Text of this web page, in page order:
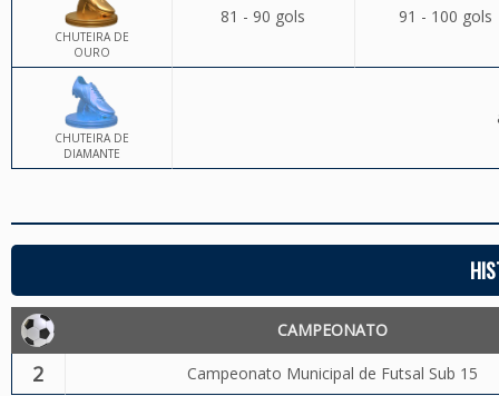
CHUTEIRA DE
OURO
81 - 90 gols 91 - 100 gols
CHUTEIRA DE
DIAMANTE
CAMPEONATO
2 Campeonato Municipal de Futsal Sub 15